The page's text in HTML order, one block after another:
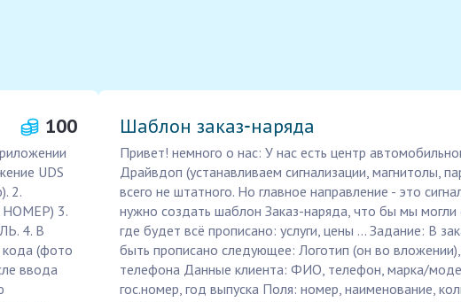
100
UDS
2.
НОМЕР) 3.
4. В
кода (фото
ввода
Шаблон заказ‑наряда
Привет! немного о нас: У нас есть центр
Драйвдоп (устанавливаем сигнализации, магнитолы,
всего не штатного. Но главное направление - это
нужно создать шаблон Заказ-наряда, что бы мы могли
где будет всё прописано: услуги, цены ... Задание: В
быть прописано следующее: Логотип (он во
телефона Данные клиента: ФИО, телефон, марка/
гос.номер, год выпуска Поля: номер, наименование,